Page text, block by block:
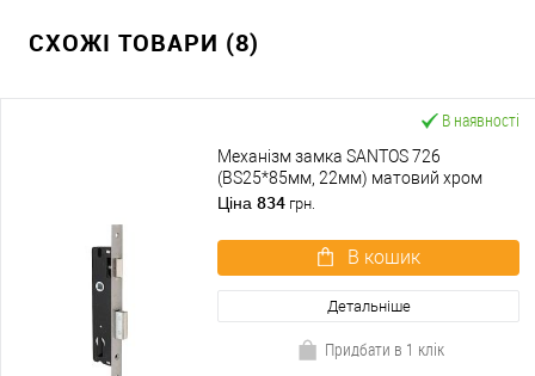
СХОЖІ ТОВАРИ (8)
В наявності
Механізм замка SANTOS 726
(BS25*85мм, 22мм) матовий хром
Ціна 834 грн.
В кошик
Детальніше
Придбати в 1 клік